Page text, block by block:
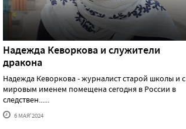
Надежда Кеворкова и служители
дракона
Надежда Кеворкова - журналист старой школы и с
мировым именем помещена сегодня в России в
следствен......
6 МАЯ'2024